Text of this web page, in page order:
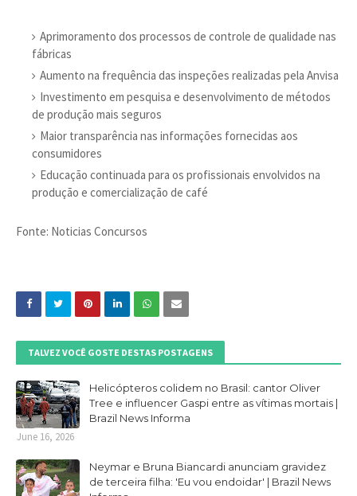
Aprimoramento dos processos de controle de qualidade nas
fábricas
Aumento na frequência das inspeções realizadas pela Anvisa
Investimento em pesquisa e desenvolvimento de métodos
de produção mais seguros
Maior transparência nas informações fornecidas aos
consumidores
Educação continuada para os profissionais envolvidos na
produção e comercialização de café
Fonte: Noticias Concursos
TALVEZ VOCÊ GOSTE DESTAS POSTAGENS
Helicópteros colidem no Brasil: cantor Oliver
Tree e influencer Gaspi entre as vítimas mortais |
Brazil News Informa
June 16, 2026
Neymar e Bruna Biancardi anunciam gravidez
de terceira filha: 'Eu vou endoidar' | Brazil News